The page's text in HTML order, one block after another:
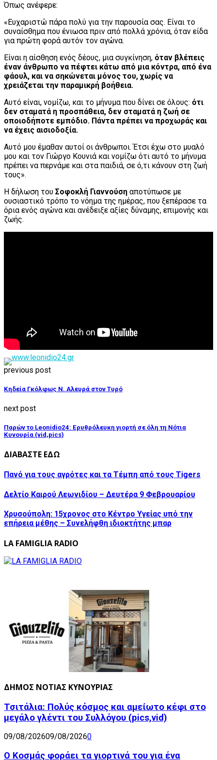
Όπως ανέφερε:
«Ευχαριστώ πάρα πολύ για την παρουσία σας. Είναι το
συναίσθημα που ένιωσα πριν από πολλά χρόνια, όταν είδα
για πρώτη φορά αυτόν τον αγώνα.
Είναι η αίσθηση ενός δέους, μια συγκίνηση, όταν βλέπεις
έναν άνθρωπο να πέφτει κάτω από μια κόντρα, από ένα
φάουλ, και να σηκώνεται μόνος του, χωρίς να
χρειάζεται την παραμικρή βοήθεια.
Αυτό είναι, νομίζω, και το μήνυμα που δίνει σε όλους: ότι
δεν σταματά η προσπάθεια, δεν σταματά η ζωή σε
οποιοδήποτε εμπόδιο. Πάντα πρέπει να προχωράς και
να έχεις αισιοδοξία.
Αυτό μου έμαθαν αυτοί οι άνθρωποι. Έτσι έχω στο μυαλό
μου και τον Γιώργο Κουνιά και νομίζω ότι αυτό το μήνυμα
πρέπει να περνάμε και στα παιδιά, σε ό,τι κάνουν στη ζωή
τους».
Η δήλωση του Σοφοκλή Γιαννούση αποτύπωσε με
ουσιαστικό τρόπο το νόημα της ημέρας, που ξεπέρασε τα
όρια ενός αγώνα και ανέδειξε αξίες δύναμης, επιμονής και
ζωής.
previous post
Κηδεία Γκόλφως Ν. Αλευρά στον Τυρό
next post
Παρών το Leonidio24: Ερυθρόλευκη γιορτή σε όλη τη Νότια
Κυνουρία (vid,pics)
ΔΙΑΒΑΣΤΕ ΕΔΩ
Πανό για τους αγρότες και τα Τέμπη από τους Tigers
Δελτίο Καιρού Λεωνιδίου – Δευτέρα 9 Φεβρουαρίου
Χρυσούπολη: 15χρονος στο Κέντρο Υγείας υπό την
επήρεια μέθης – Συνελήφθη ιδιοκτήτης μπαρ
LA FAMIGLIA RADIO
ΔΗΜΟΣ ΝΟΤΙΑΣ ΚΥΝΟΥΡΙΑΣ
Τσιτάλια: Πολύς κόσμος και αμείωτο κέφι στο
μεγάλο γλέντι του Συλλόγου (pics,vid)
09/08/202609/08/20260
Ο Κοσμάς φοράει τα γιορτινά του για ένα